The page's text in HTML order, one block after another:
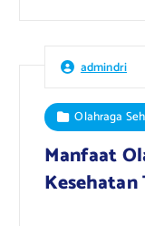
admindri
Olahraga
Manfaat
Kesehatan